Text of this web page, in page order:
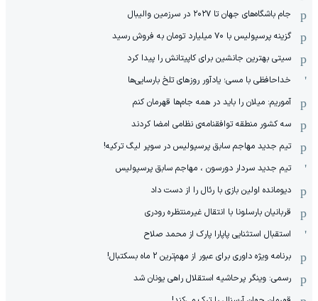
جام باشگاه‌های جهان تا ۲۰۲۷ در سرزمین والیبال
گزینه پرسپولیس با ۷۰ میلیارد تومان به فروش رسید
سیتی بهترین جانشین برای کاپیتانش را پیدا کرد
خداحافظی با مسی؛ یادآور روزهای تلخ بارسایی‌ها
آموریم: میلان را باید در همه جام‌ها قهرمان کنم
سه کشور منطقه توافقنامه‌ی نظامی امضا کردند
تیم جدید مهاجم سابق پرسپولیس در سوپر لیگ ترکیه!
تیم جدید سردار دورسون ، مهاجم سابق پرسپولیس
دیومانده اولین بازی با رئال را از دست داد
قربانیان بارسلونا با انتقال غیرمنتظره رودری
استقبال استثنایی پاپارا پارک از محمد صلاح
برنامه ویژه داوری برای عبور از مهم‌ترین 2 ماه بسکتبال!
رسمی: وینگر پرحاشیه استقلال راهی یونان شد